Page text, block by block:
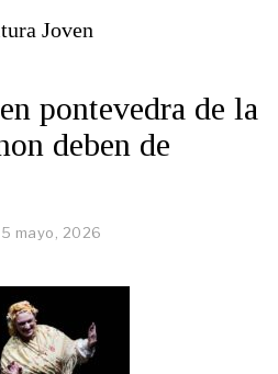
Joven
pontevedra de la
deben de
5 mayo, 2026